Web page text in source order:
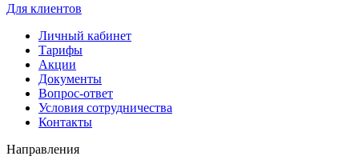
Для клиентов
Личный кабинет
Тарифы
Акции
Документы
Вопрос-ответ
Условия сотрудничества
Контакты
Направления